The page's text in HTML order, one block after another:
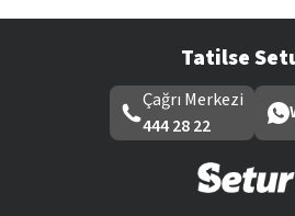
Tatilse
Çağrı Merkezi
444 28 22